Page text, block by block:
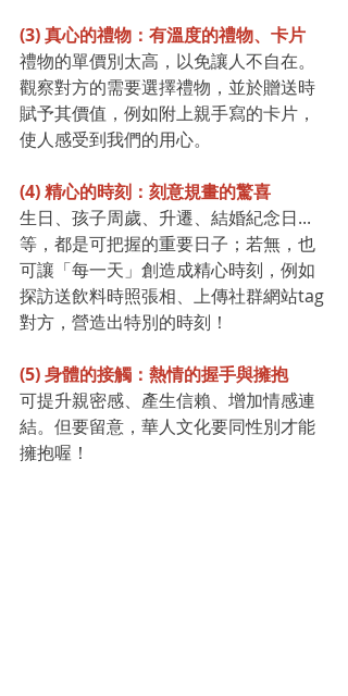
(3) 真心的禮物：有溫度的禮物、卡片
禮物的單價別太高，以免讓人不自在。
觀察對方的需要選擇禮物，並於贈送時
賦予其價值，例如附上親手寫的卡片，
使人感受到我們的用心。
(4) 精心的時刻：刻意規畫的驚喜
生日、孩子周歲、升遷、結婚紀念日...
等，都是可把握的重要日子；若無，也
可讓「每一天」創造成精心時刻，例如
探訪送飲料時照張相、上傳社群網站tag
對方，營造出特別的時刻！
(5) 身體的接觸：熱情的握手與擁抱
可提升親密感、產生信賴、增加情感連
結。但要留意，華人文化要同性別才能
擁抱喔！